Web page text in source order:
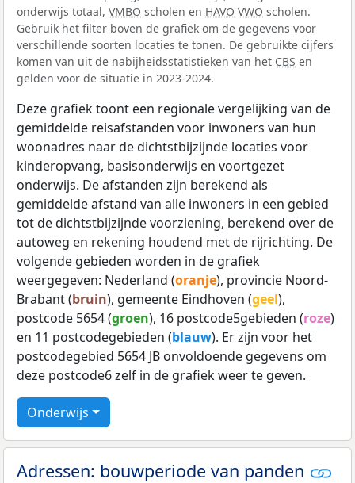
onderwijs totaal, VMBO scholen en HAVO VWO scholen.
Gebruik het filter boven de grafiek om de gegevens voor
verschillende soorten locaties te tonen. De gebruikte cijfers
komen van uit de nabijheidsstatistieken van het CBS en
gelden voor de situatie in 2023-2024.
Deze grafiek toont een regionale vergelijking van de
gemiddelde reisafstanden voor inwoners van hun
woonadres naar de dichtstbijzijnde locaties voor
kinderopvang, basisonderwijs en voortgezet
onderwijs. De afstanden zijn berekend als
gemiddelde afstand van alle inwoners in een gebied
tot de dichtstbijzijnde voorziening, berekend over de
autoweg en rekening houdend met de rijrichting. De
volgende gebieden worden in de grafiek
weergegeven: Nederland (oranje), provincie Noord-
Brabant (bruin), gemeente Eindhoven (geel),
postcode 5654 (groen), 16 postcode5gebieden (roze)
en 11 postcodegebieden (blauw). Er zijn voor het
postcodegebied 5654 JB onvoldoende gegevens om
deze postcode6 zelf in de grafiek weer te geven.
Onderwijs
Adressen: bouwperiode van panden